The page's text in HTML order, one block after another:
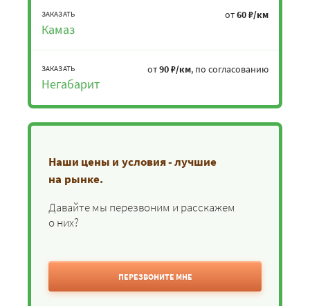
ЗАКАЗАТЬ
Камаз
от60 ₽/км
ЗАКАЗАТЬ
Негабарит
от90 ₽/км, по согласованию
Наши цены и условия - лучшие
на рынке.
Давайте мы перезвоним и расскажем
о них?
ПЕРЕЗВОНИТЕ МНЕ